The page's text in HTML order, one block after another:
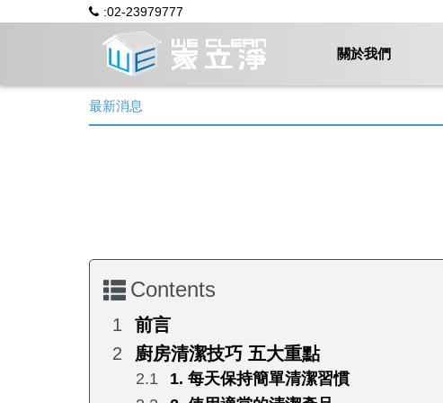
:02-23979777
關於我們
最新消息
Contents
前言
廚房清潔技巧 五大重點
1. 每天保持簡單清潔習慣